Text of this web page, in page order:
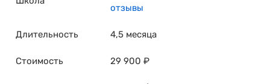
отзывы
Длительность 4,5 месяца
Стоимость 29 900 ₽